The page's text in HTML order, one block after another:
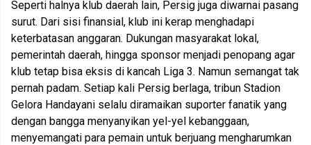
Seperti halnya klub daerah lain, Persig juga diwarnai pasang
surut. Dari sisi finansial, klub ini kerap menghadapi
keterbatasan anggaran. Dukungan masyarakat lokal,
pemerintah daerah, hingga sponsor menjadi penopang agar
klub tetap bisa eksis di kancah Liga 3. Namun semangat tak
pernah padam. Setiap kali Persig berlaga, tribun Stadion
Gelora Handayani selalu diramaikan suporter fanatik yang
dengan bangga menyanyikan yel-yel kebanggaan,
menyemangati para pemain untuk berjuang mengharumkan